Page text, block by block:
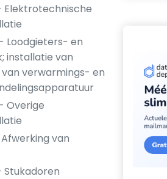
Elektrotechnische
Loodgieters- en
installatie van
verwarmings- en
Overige
van
Stukadoren